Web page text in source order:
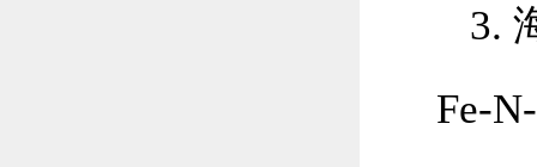
3.
Fe-